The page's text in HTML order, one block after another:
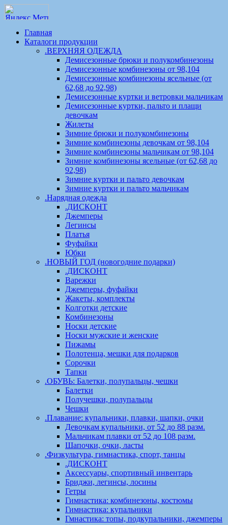
Главная
Каталоги продукции
.ВЕРХНЯЯ ОДЕЖДА
Демисезонные брюки и полукомбинезоны
Демисезонные комбинезоны от 98,104
Демисезонные комбинезоны ясельные (от
62,68 до 92,98)
Демисезонные куртки и ветровки мальчикам
Демисезонные куртки, пальто и плащи
девочкам
Жилеты
Зимние брюки и полукомбинезоны
Зимние комбинезоны девочкам от 98,104
Зимние комбинезоны мальчикам от 98,104
Зимние комбинезоны ясельные (от 62,68 до
92,98)
Зимние куртки и пальто девочкам
Зимние куртки и пальто мальчикам
.Нарядная одежда
.ДИСКОНТ
Джемперы
Легинсы
Платья
Фуфайки
Юбки
.НОВЫЙ ГОД (новогодние подарки)
.ДИСКОНТ
Варежки
Джемперы, фуфайки
Жакеты, комплекты
Колготки детские
Комбинезоны
Носки детские
Носки мужские и женские
Пижамы
Полотенца, мешки для подарков
Сорочки
Тапки
.ОБУВЬ: Балетки, полупальцы, чешки
Балетки
Получешки, полупальцы
Чешки
.Плавание: купальники, плавки, шапки, очки
Девочкам купальники, от 52 до 88 разм.
Мальчикам плавки от 52 до 108 разм.
Шапочки, очки, ласты
.Физкультура, гимнастика, спорт, танцы
.ДИСКОНТ
Аксессуары, спортивный инвентарь
Бриджи, легинсы, лосины
Гетры
Гимнастика: комбинезоны, костюмы
Гимнастика: купальники
Гмнастика: топы, подкупальники, джемперы